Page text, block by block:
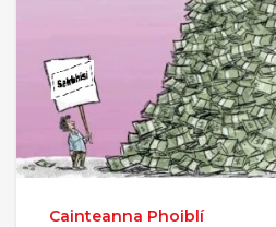
Cainteanna Phoiblí